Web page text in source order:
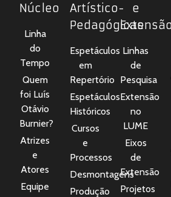
Núcleo
Linha
do
Tempo
Quem
foi Luís
Otávio
Burnier?
Atrizes
e
Atores
Equipe
Artístico-
Pedagógicas
Espetáculos
em
Repertório
Espetáculos
Históricos
Cursos
e
Processos
Desmontagens
Produção
e
Linhas
de
Pesquisa
Extensão
no
LUME
Eixos
de
Extensão
Projetos